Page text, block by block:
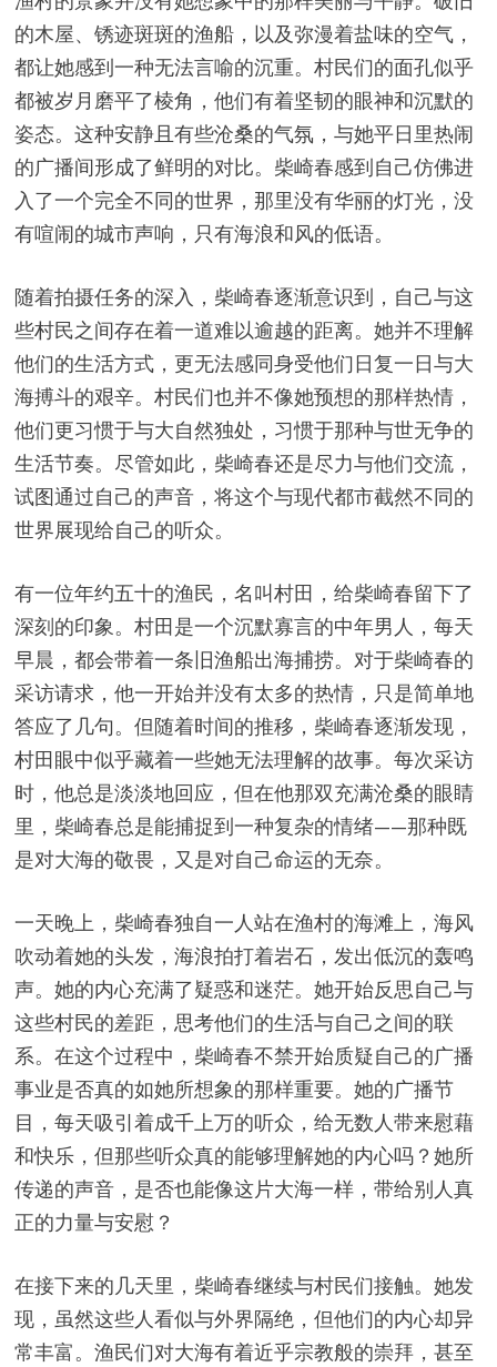
的木屋、锈迹斑斑的渔船，以及弥漫着盐味的空气，
都让她感到一种无法言喻的沉重。村民们的面孔似乎
都被岁月磨平了棱角，他们有着坚韧的眼神和沉默的
姿态。这种安静且有些沧桑的气氛，与她平日里热闹
的广播间形成了鲜明的对比。柴崎春感到自己仿佛进
入了一个完全不同的世界，那里没有华丽的灯光，没
有喧闹的城市声响，只有海浪和风的低语。
随着拍摄任务的深入，柴崎春逐渐意识到，自己与这
些村民之间存在着一道难以逾越的距离。她并不理解
他们的生活方式，更无法感同身受他们日复一日与大
海搏斗的艰辛。村民们也并不像她预想的那样热情，
他们更习惯于与大自然独处，习惯于那种与世无争的
生活节奏。尽管如此，柴崎春还是尽力与他们交流，
试图通过自己的声音，将这个与现代都市截然不同的
世界展现给自己的听众。
有一位年约五十的渔民，名叫村田，给柴崎春留下了
深刻的印象。村田是一个沉默寡言的中年男人，每天
早晨，都会带着一条旧渔船出海捕捞。对于柴崎春的
采访请求，他一开始并没有太多的热情，只是简单地
答应了几句。但随着时间的推移，柴崎春逐渐发现，
村田眼中似乎藏着一些她无法理解的故事。每次采访
时，他总是淡淡地回应，但在他那双充满沧桑的眼睛
里，柴崎春总是能捕捉到一种复杂的情绪——那种既
是对大海的敬畏，又是对自己命运的无奈。
一天晚上，柴崎春独自一人站在渔村的海滩上，海风
吹动着她的头发，海浪拍打着岩石，发出低沉的轰鸣
声。她的内心充满了疑惑和迷茫。她开始反思自己与
这些村民的差距，思考他们的生活与自己之间的联
系。在这个过程中，柴崎春不禁开始质疑自己的广播
事业是否真的如她所想象的那样重要。她的广播节
目，每天吸引着成千上万的听众，给无数人带来慰藉
和快乐，但那些听众真的能够理解她的内心吗？她所
传递的声音，是否也能像这片大海一样，带给别人真
正的力量与安慰？
在接下来的几天里，柴崎春继续与村民们接触。她发
现，虽然这些人看似与外界隔绝，但他们的内心却异
常丰富。渔民们对大海有着近乎宗教般的崇拜，甚至